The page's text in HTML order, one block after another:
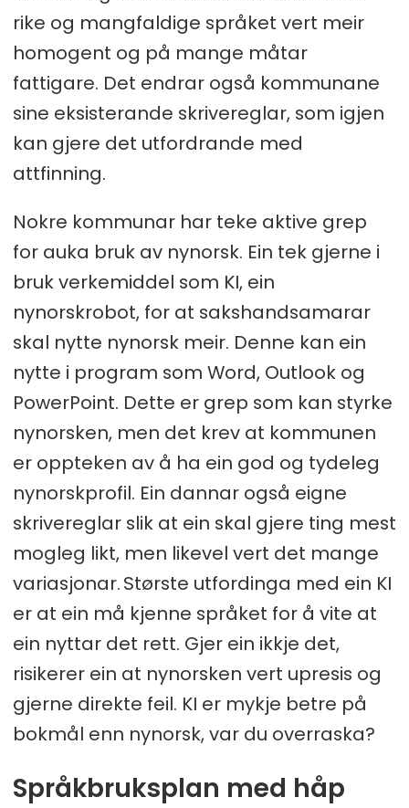
rike og mangfaldige språket vert meir
homogent og på mange måtar
fattigare. Det endrar også kommunane
sine eksisterande skrivereglar, som igjen
kan gjere det utfordrande med
attfinning.
Nokre kommunar har teke aktive grep
for auka bruk av nynorsk. Ein tek gjerne i
bruk verkemiddel som KI, ein
nynorskrobot, for at sakshandsamarar
skal nytte nynorsk meir. Denne kan ein
nytte i program som Word, Outlook og
PowerPoint. Dette er grep som kan styrke
nynorsken, men det krev at kommunen
er oppteken av å ha ein god og tydeleg
nynorskprofil. Ein dannar også eigne
skrivereglar slik at ein skal gjere ting mest
mogleg likt, men likevel vert det mange
variasjonar. Største utfordinga med ein KI
er at ein må kjenne språket for å vite at
ein nyttar det rett. Gjer ein ikkje det,
risikerer ein at nynorsken vert upresis og
gjerne direkte feil. KI er mykje betre på
bokmål enn nynorsk, var du overraska?
Språkbruksplan med håp